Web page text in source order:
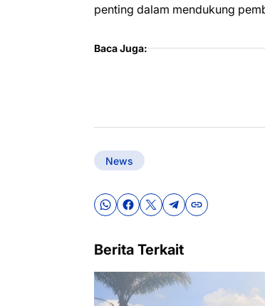
penting dalam mendukung
Baca Juga:
News
Berita Terkait